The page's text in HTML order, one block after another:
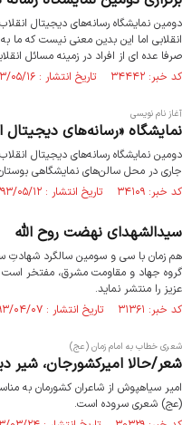
دومین نمایشگاه رسانه‌های دیجیتال
انقلابی اما این بدین معنی نیست که ما
صرفا عده ای از افراد در زمینه مسائل
کد خبر: ۳۴۴۴۲ تاریخ انتشار : ۱۳۹۳/۰۵/۱۶
آغاز نام نویسی
نمایشگاه «رسانه‌های دیجیتال
دومین نمایشگاه رسانه‌های دیجیتال
جاری در محل سالن‌های نمایشگاهی
کد خبر: ۳۴۱۰۹ تاریخ انتشار : ۱۳۹۳/۰۵/۱۲
سیدالشهدای نهضت روح الله
گروه جهاد و مقاومت مشرق، مفتخر است
عزیز را منتشر نماید.
کد خبر: ۳۱۳۶۱ تاریخ انتشار : ۱۳۹۳/۰۴/۰۷
شعری خطاب به امام زمان (عج)
شعر/حالا امیرکشورجان، شیر
امیر سیاهپوش از شاعران کشورمان به
(عج) شعری سروده است.